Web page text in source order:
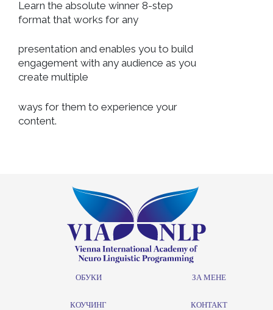
Learn the absolute winner 8-step
format that works for any
presentation and enables you to build
engagement with any audience as you
create multiple
ways for them to experience your
content.
ОБУКИ
КОУЧИНГ
ЗА МЕНЕ
КОНТАКТ